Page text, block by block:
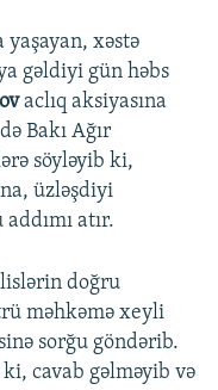
xəstə
gəldiyi gün həbs
aclıq aksiyasına
Bakı Ağır
söyləyib ki,
üzləşdiyi
atır.
doğru
məhkəmə xeyli
sorğu göndərib.
cavab gəlməyib və